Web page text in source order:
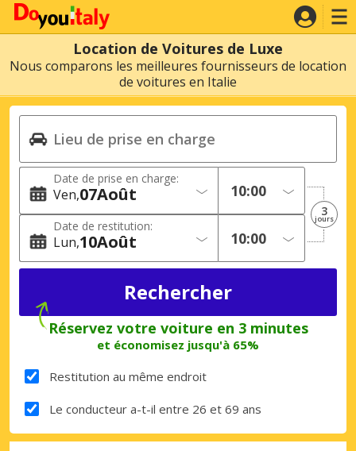
Location de Voitures de Luxe
Nous comparons les meilleures fournisseurs de location
de voitures en Italie
Date de prise en charge:
Ven 07Août
Date de restitution:
Lun 10Août
3
jours
Réservez votre voiture en 3 minutes
et économisez jusqu'à 65%
Restitution au même endroit
Le conducteur a-t-il entre 26 et 69 ans